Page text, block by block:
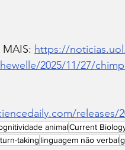
https://
2025/11/27/
releases/
animalCurrent
turn-taking linguagem não verbal